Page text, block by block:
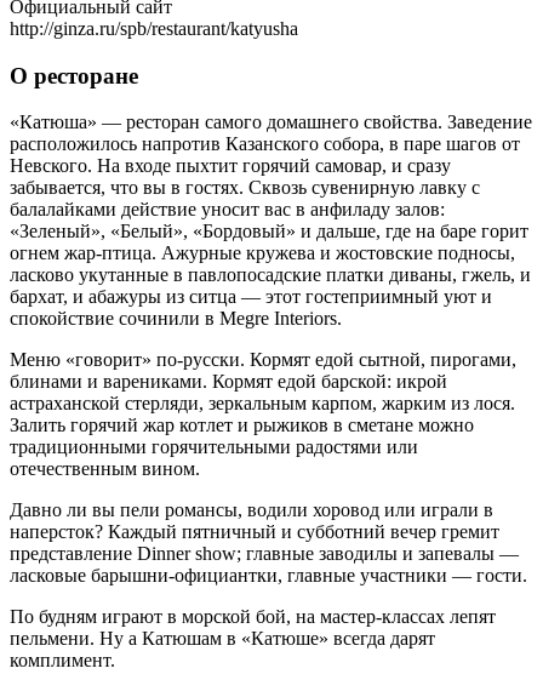
Официальный сайт
http://ginza.ru/spb/restaurant/katyusha
О ресторане
«Катюша» — ресторан самого домашнего свойства. Заведение
расположилось напротив Казанского собора, в паре шагов от
Невского. На входе пыхтит горячий самовар, и сразу
забывается, что вы в гостях. Сквозь сувенирную лавку с
балалайками действие уносит вас в анфиладу залов:
«Зеленый», «Белый», «Бордовый» и дальше, где на баре горит
огнем жар-птица. Ажурные кружева и жостовские подносы,
ласково укутанные в павлопосадские платки диваны, гжель, и
бархат, и абажуры из ситца — этот гостеприимный уют и
спокойствие сочинили в Megre Interiors.
Меню «говорит» по-русски. Кормят едой сытной, пирогами,
блинами и варениками. Кормят едой барской: икрой
астраханской стерляди, зеркальным карпом, жарким из лося.
Залить горячий жар котлет и рыжиков в сметане можно
традиционными горячительными радостями или
отечественным вином.
Давно ли вы пели романсы, водили хоровод или играли в
наперсток? Каждый пятничный и субботний вечер гремит
представление Dinner show; главные заводилы и запевалы —
ласковые барышни-официантки, главные участники — гости.
По будням играют в морской бой, на мастер-классах лепят
пельмени. Ну а Катюшам в «Катюше» всегда дарят
комплимент.